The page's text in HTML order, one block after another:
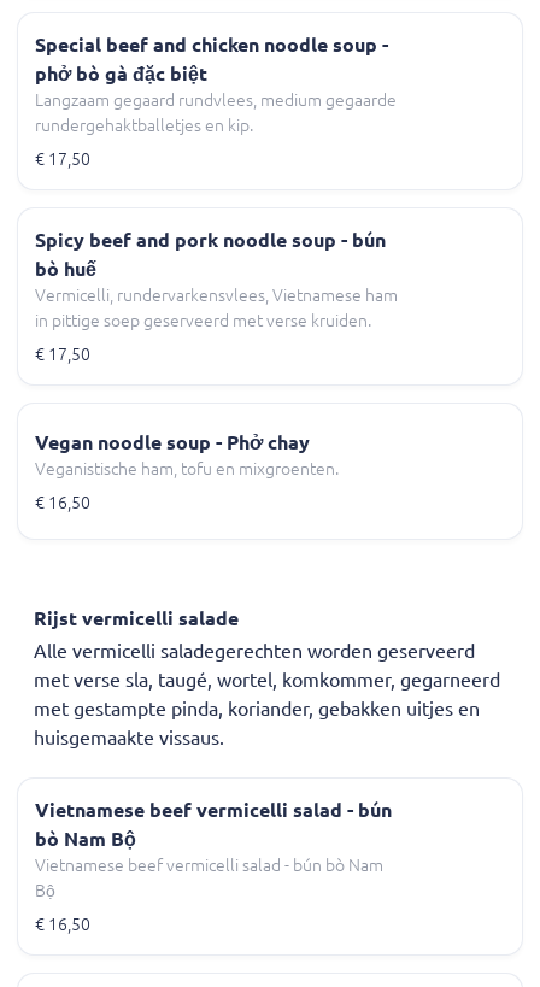
Special beef and chicken noodle soup -
phở bò gà đặc biệt
Langzaam gegaard rundvlees, medium gegaarde
rundergehaktballetjes en kip.
€ 17,50
Spicy beef and pork noodle soup - bún
bò huế
Vermicelli, rundervarkensvlees, Vietnamese ham
in pittige soep geserveerd met verse kruiden.
€ 17,50
Vegan noodle soup - Phở chay
Veganistische ham, tofu en mixgroenten.
€ 16,50
Rijst vermicelli salade
Alle vermicelli saladegerechten worden geserveerd
met verse sla, taugé, wortel, komkommer, gegarneerd
met gestampte pinda, koriander, gebakken uitjes en
huisgemaakte vissaus.
Vietnamese beef vermicelli salad - bún
bò Nam Bộ
Vietnamese beef vermicelli salad - bún bò Nam
Bộ
€ 16,50